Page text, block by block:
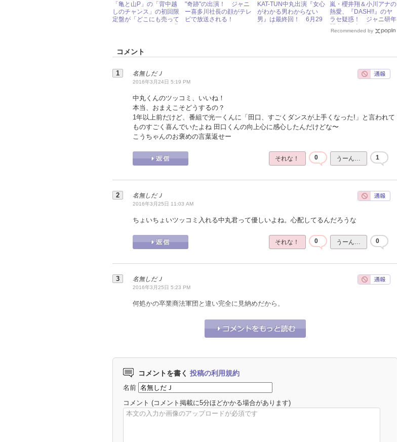
「亀と山P」の「背中越
しのチャンス」の初回限
定盤が「どこにも売って
"奇跡"の出演！ ジャニ
ー喜多川社長の顔がテレ
ビで放送される！
KAT-TUN中丸出演『女心
がわかる男わからない
男』は最終回！ 6月29
嵐・櫻井翔＆小川アナの
熱愛、『DASH!!』のヤ
ラセ疑惑！ ジャニ研年
Recommended by
コメント
名無しだＪ
2016年3月24日 5:19 PM
中丸くんのツッコミ、いいね！
本当、おまえこそどうするの？
1年以上前だけど、番組で光一くんに「田口、すごくダンスが上手くなった!」と言われて
ものすごく喜んでいたよね 田口くんの向上心に感心したんだけどな〜
こうちゃんのお褒めの言葉返せー
それな！ 0 うーん… 1
名無しだＪ
2016年3月25日 11:03 AM
ちょいちょいツッコミ入れる中丸君って優しいよね。心配してるんだろうな
それな！ 0 うーん… 0
名無しだＪ
2016年3月25日 5:23 PM
何処かの卒業商法軍団と違い完全に見納めだから。
それな！
コメントを書く 投稿の利用規約
名前
コメント (コメント掲載に5分ほどかかる場合があります)